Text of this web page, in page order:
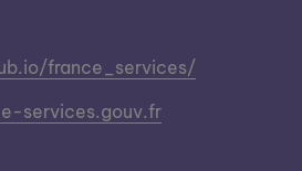
france_services/
services.gouv.fr